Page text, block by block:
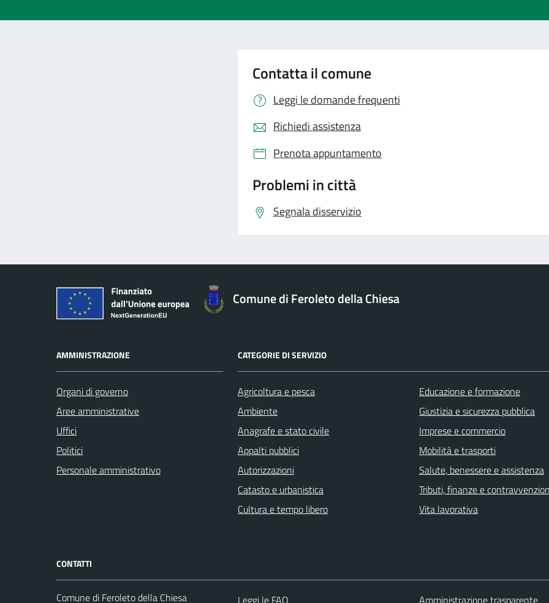
Contatta il comune
Leggi le domande frequenti
Richiedi assistenza
Prenota appuntamento
Problemi in città
Segnala disservizio
Comune di Feroleto della Chiesa
AMMINISTRAZIONE
Organi di governo
Aree amministrative
Uffici
Politici
Personale amministrativo
CATEGORIE DI SERVIZIO
Agricoltura e pesca
Ambiente
Anagrafe e stato civile
Appalti pubblici
Autorizzazioni
Catasto e urbanistica
Cultura e tempo libero
Educazione e formazione
Giustizia e sicurezza pubblica
Imprese e commercio
Mobilità e trasporti
Salute, benessere e assistenza
Tributi, finanze e
Vita lavorativa
CONTATTI
Comune di Feroleto della Chiesa Leggi le FAQ Amministrazione trasparente